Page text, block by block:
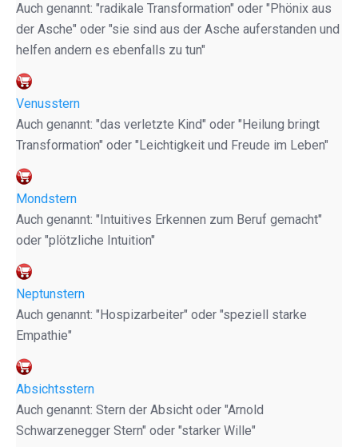
Auch genannt: "radikale Transformation" oder "Phönix aus
der Asche" oder "sie sind aus der Asche auferstanden und
helfen andern es ebenfalls zu tun"
Venusstern
Auch genannt: "das verletzte Kind" oder "Heilung bringt
Transformation" oder "Leichtigkeit und Freude im Leben"
Mondstern
Auch genannt: "Intuitives Erkennen zum Beruf gemacht"
oder "plötzliche Intuition"
Neptunstern
Auch genannt: "Hospizarbeiter" oder "speziell starke
Empathie"
Absichtsstern
Auch genannt: Stern der Absicht oder "Arnold
Schwarzenegger Stern" oder "starker Wille"